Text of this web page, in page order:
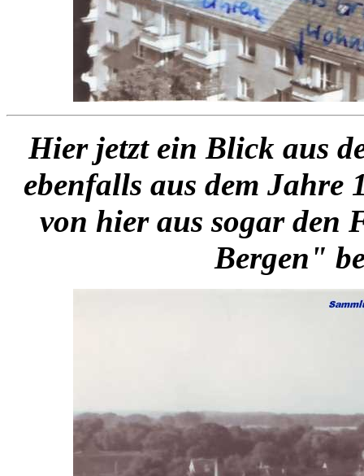
Hier jetzt ein Blick aus
ebenfalls aus dem Jahre
von hier aus sogar den
Bergen"